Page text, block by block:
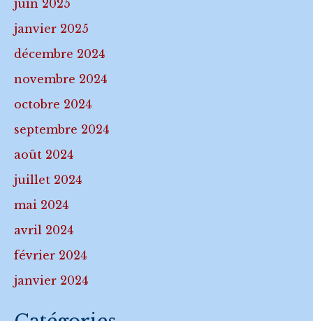
juin 2025
janvier 2025
décembre 2024
novembre 2024
octobre 2024
septembre 2024
août 2024
juillet 2024
mai 2024
avril 2024
février 2024
janvier 2024